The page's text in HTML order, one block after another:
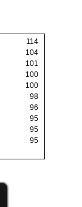
114
104
101
100
100
98
96
95
95
95